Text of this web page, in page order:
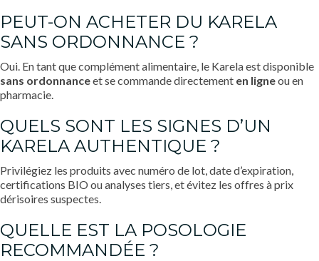
PEUT-ON ACHETER DU KARELA
SANS ORDONNANCE ?
Oui. En tant que complément alimentaire, le Karela est disponible
sans ordonnanceet se commande directement en ligneou en
pharmacie.
QUELS SONT LES SIGNES D’UN
KARELA AUTHENTIQUE ?
Privilégiez les produits avec numéro de lot, date d’expiration,
certifications BIO ou analyses tiers, et évitez les offres à prix
dérisoires suspectes.
QUELLE EST LA POSOLOGIE
RECOMMANDÉE ?